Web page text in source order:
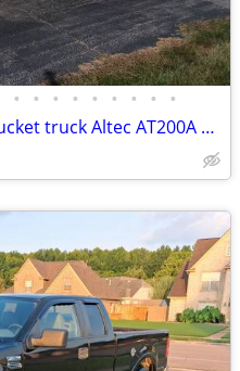
• • • • • • • • •
2016 Dodge Ram 4500 36' bucket truck Altec AT200A Very Solid Nice